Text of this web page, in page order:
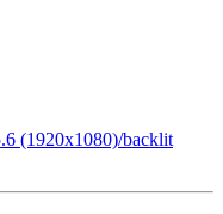
(1920x1080)/backlit